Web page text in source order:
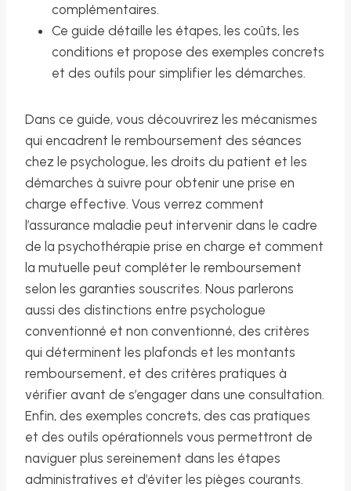
complémentaires.
Ce guide détaille les étapes, les coûts, les
conditions et propose des exemples concrets
et des outils pour simplifier les démarches.
Dans ce guide, vous découvrirez les mécanismes
qui encadrent le remboursement des séances
chez le psychologue, les droits du patient et les
démarches à suivre pour obtenir une prise en
charge effective. Vous verrez comment
l’assurance maladie peut intervenir dans le cadre
de la psychothérapie prise en charge et comment
la mutuelle peut compléter le remboursement
selon les garanties souscrites. Nous parlerons
aussi des distinctions entre psychologue
conventionné et non conventionné, des critères
qui déterminent les plafonds et les montants
remboursement, et des critères pratiques à
vérifier avant de s’engager dans une consultation.
Enfin, des exemples concrets, des cas pratiques
et des outils opérationnels vous permettront de
naviguer plus sereinement dans les étapes
administratives et d’éviter les pièges courants.